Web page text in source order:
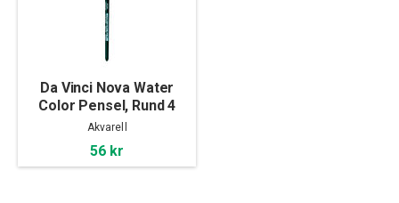
Da Vinci Nova Water
Color Pensel, Rund 4
Akvarell
56 kr